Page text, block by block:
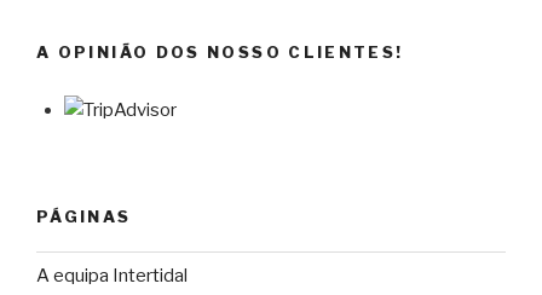
A OPINIÃO DOS NOSSO CLIENTES!
PÁGINAS
A equipa Intertidal